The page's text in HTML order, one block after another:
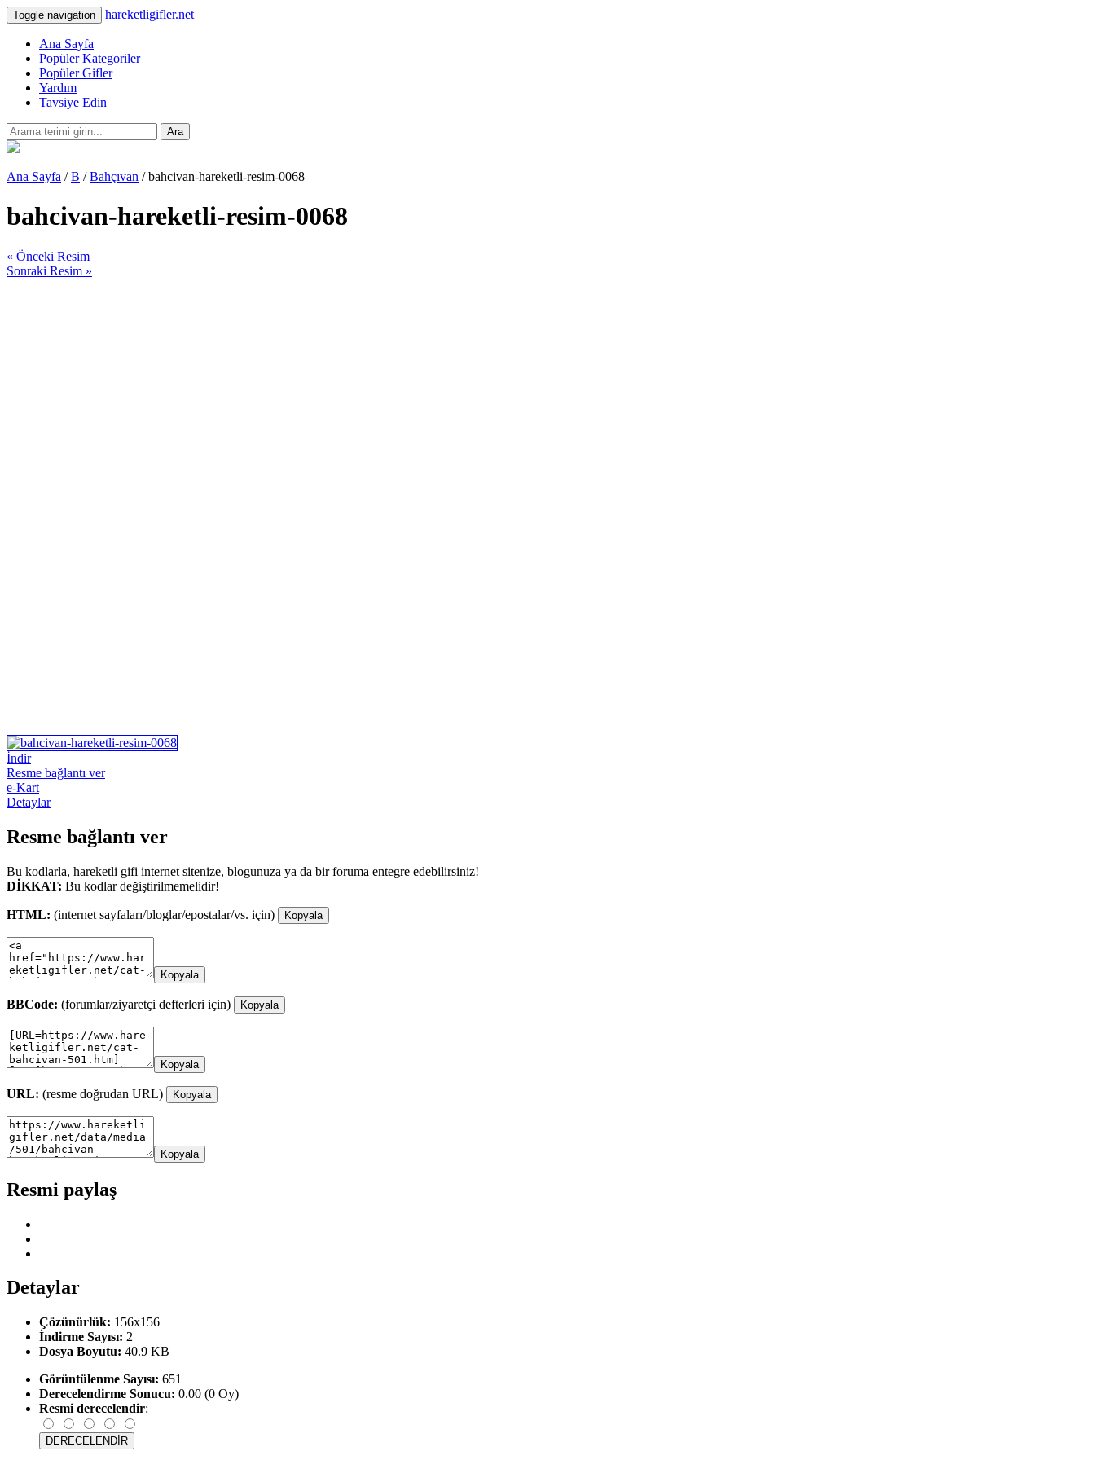
Toggle navigation hareketligifler.net
Ana Sayfa
Popüler Kategoriler
Popüler Gifler
Yardım
Tavsiye Edin
Ara
Ana Sayfa /B /Bahçıvan / bahcivan-hareketli-resim-0068
bahcivan-hareketli-resim-0068
« Önceki Resim
Sonraki Resim »
İndir
Resme bağlantı ver
e-Kart
Detaylar
Resme bağlantı ver
Bu kodlarla, hareketli gifi internet sitenize, blogunuza ya da bir foruma entegre edebilirsiniz!
DİKKAT: Bu kodlar değiştirilmemelidir!
HTML: (internet sayfaları/bloglar/epostalar/vs. için) Kopyala
Kopyala
BBCode: (forumlar/ziyaretçi defterleri için) Kopyala
Kopyala
URL: (resme doğrudan URL) Kopyala
Kopyala
Resmi paylaş
Detaylar
Çözünürlük: 156x156
İndirme Sayısı: 2
Dosya Boyutu: 40.9 KB
Görüntülenme Sayısı: 651
Derecelendirme Sonucu: 0.00 (0 Oy)
Resmi derecelendir: